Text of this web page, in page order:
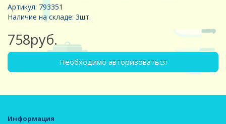
Артикул: 793351
Наличие на складе: 3шт.
758руб.
Необходимо авторизоваться
Информация